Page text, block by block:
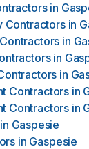
in
Contractors in
in
in
in
Contractors in
Contractors in
in Gaspesie
in Gaspesie